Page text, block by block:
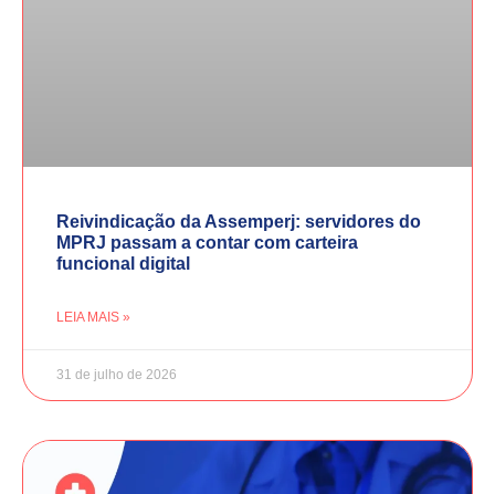
Reivindicação da Assemperj: servidores do
MPRJ passam a contar com carteira
funcional digital
LEIA MAIS »
31 de julho de 2026